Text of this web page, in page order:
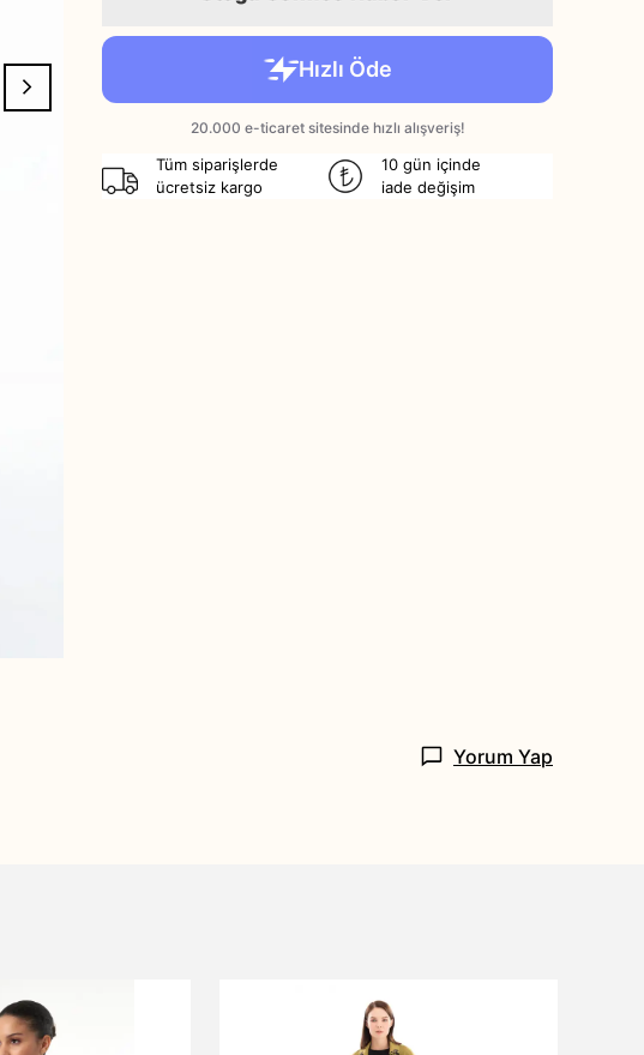
Tüm siparişlerde
ücretsiz kargo
10 gün içinde
iade değişim
Yorum Yap